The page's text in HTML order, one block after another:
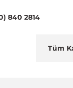
840 2814